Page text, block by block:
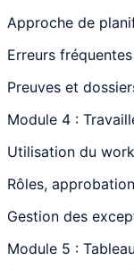
Approche de
Erreurs
Preuves et
Module 4 :
Utilisation du
Rôles,
Gestion des
Module 5 :